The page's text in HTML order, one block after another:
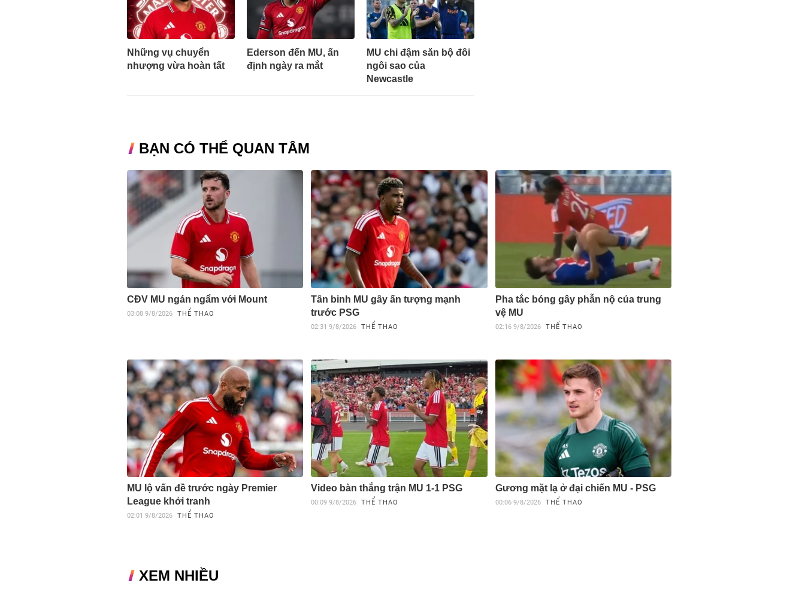
Những vụ chuyển
nhượng vừa hoàn tất
Ederson đến MU, ấn
định ngày ra mắt
MU chi đậm săn bộ đôi
ngôi sao của
Newcastle
BẠN CÓ THỂ QUAN TÂM
CĐV MU ngán ngẩm với Mount
03:08 9/8/2026 THỂ THAO
Tân binh MU gây ấn tượng mạnh
trước PSG
02:31 9/8/2026 THỂ THAO
Pha tắc bóng gây phẫn nộ của trung
vệ MU
02:16 9/8/2026 THỂ THAO
MU lộ vấn đề trước ngày Premier
League khởi tranh
02:01 9/8/2026 THỂ THAO
Video bàn thắng trận MU 1-1 PSG
00:09 9/8/2026 THỂ THAO
Gương mặt lạ ở đại chiến MU - PSG
00:06 9/8/2026 THỂ THAO
XEM NHIỀU